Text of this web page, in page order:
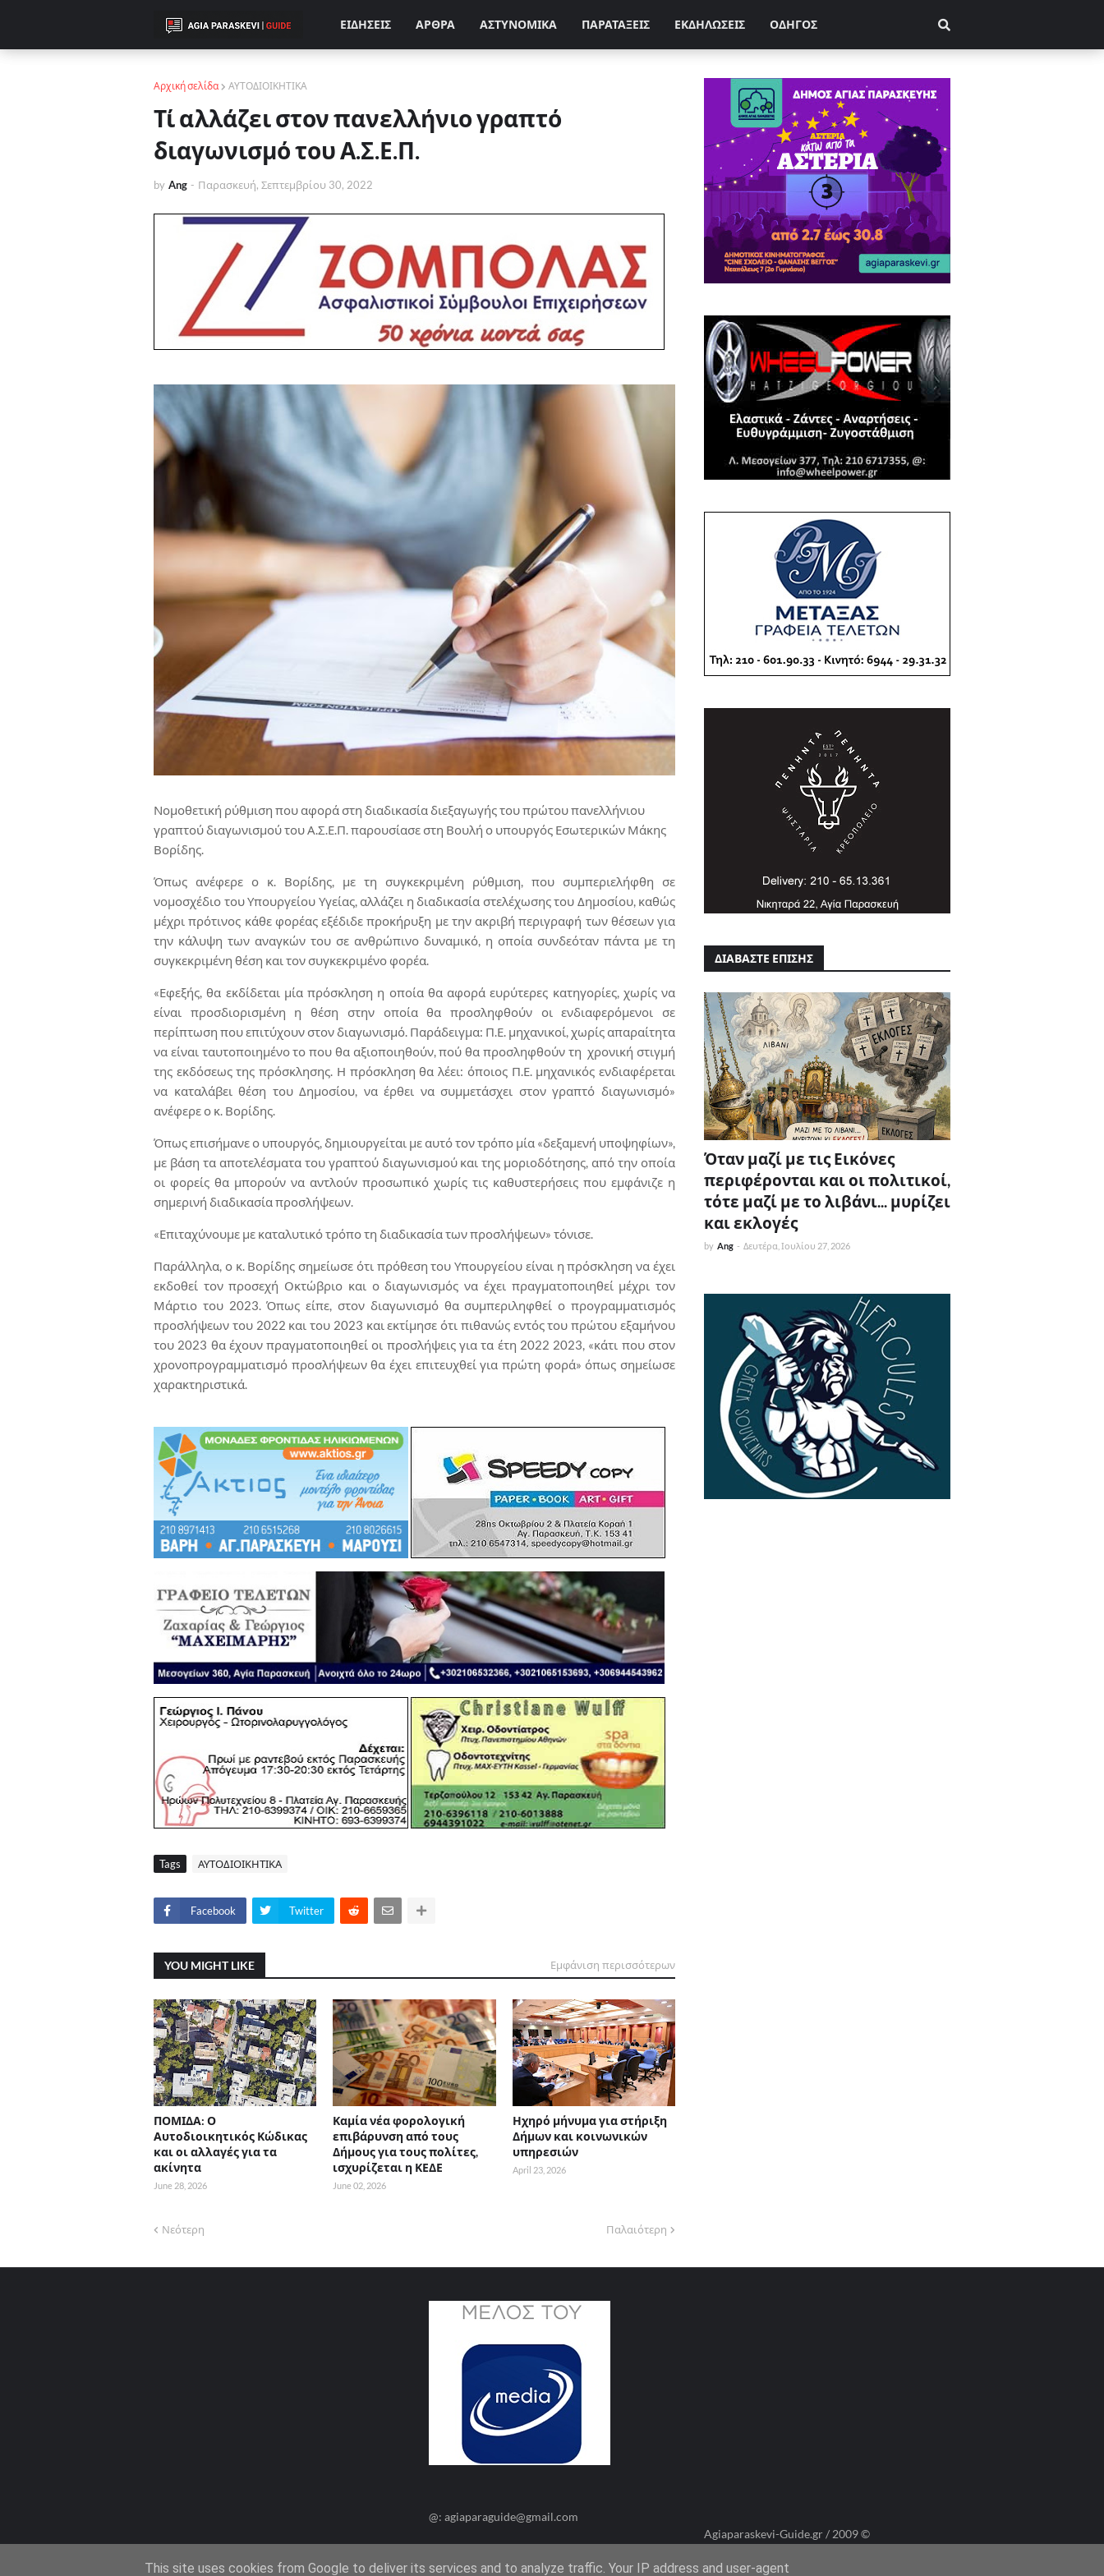
ΕΙΔΗΣΕΙΣ ΑΡΘΡΑ ΑΣΤΥΝΟΜΙΚΑ ΠΑΡΑΤΑΞΕΙΣ ΕΚΔΗΛΩΣΕΙΣ ΟΔΗΓΟΣ
Αρχική σελίδα ΑΥΤΟΔΙΟΙΚΗΤΙΚΑ
Τί αλλάζει στον πανελλήνιο γραπτό
διαγωνισμό του Α.Σ.Ε.Π.
by Ang - Παρασκευή, Σεπτεμβρίου 30, 2022
Νομοθετική ρύθμιση που αφορά στη διαδικασία διεξαγωγής του πρώτου πανελλήνιου
γραπτού διαγωνισμού του Α.Σ.Ε.Π. παρουσίασε στη Βουλή ο υπουργός Εσωτερικών Μάκης
Βορίδης.
Όπως ανέφερε ο κ. Βορίδης, με τη συγκεκριμένη ρύθμιση, που συμπεριελήφθη σε
νομοσχέδιο του Υπουργείου Υγείας, αλλάζει η διαδικασία στελέχωσης του Δημοσίου, καθώς
μέχρι πρότινος κάθε φορέας εξέδιδε προκήρυξη με την ακριβή περιγραφή των θέσεων για
την κάλυψη των αναγκών του σε ανθρώπινο δυναμικό, η οποία συνδεόταν πάντα με τη
συγκεκριμένη θέση και τον συγκεκριμένο φορέα.
«Εφεξής, θα εκδίδεται μία πρόσκληση η οποία θα αφορά ευρύτερες κατηγορίες, χωρίς να
είναι προσδιορισμένη η θέση στην οποία θα προσληφθούν οι ενδιαφερόμενοι σε
περίπτωση που επιτύχουν στον διαγωνισμό. Παράδειγμα: Π.Ε. μηχανικοί, χωρίς απαραίτητα
να είναι ταυτοποιημένο το που θα αξιοποιηθούν, πού θα προσληφθούν τη χρονική στιγμή
της εκδόσεως της πρόσκλησης. Η πρόσκληση θα λέει: όποιος Π.Ε. μηχανικός ενδιαφέρεται
να καταλάβει θέση του Δημοσίου, να έρθει να συμμετάσχει στον γραπτό διαγωνισμό»
ανέφερε ο κ. Βορίδης.
Όπως επισήμανε ο υπουργός, δημιουργείται με αυτό τον τρόπο μία «δεξαμενή υποψηφίων»,
με βάση τα αποτελέσματα του γραπτού διαγωνισμού και της μοριοδότησης, από την οποία
οι φορείς θα μπορούν να αντλούν προσωπικό χωρίς τις καθυστερήσεις που εμφάνιζε η
σημερινή διαδικασία προσλήψεων.
«Επιταχύνουμε με καταλυτικό τρόπο τη διαδικασία των προσλήψεων» τόνισε.
Παράλληλα, ο κ. Βορίδης σημείωσε ότι πρόθεση του Υπουργείου είναι η πρόσκληση να έχει
εκδοθεί τον προσεχή Οκτώβριο και ο διαγωνισμός να έχει πραγματοποιηθεί μέχρι τον
Μάρτιο του 2023. Όπως είπε, στον διαγωνισμό θα συμπεριληφθεί ο προγραμματισμός
προσλήψεων του 2022 και του 2023 και εκτίμησε ότι πιθανώς εντός του πρώτου εξαμήνου
του 2023 θα έχουν πραγματοποιηθεί οι προσλήψεις για τα έτη 2022 2023, «κάτι που στον
χρονοπρογραμματισμό προσλήψεων θα έχει επιτευχθεί για πρώτη φορά» όπως σημείωσε
χαρακτηριστικά.
Tags ΑΥΤΟΔΙΟΙΚΗΤΙΚΑ
Facebook Twitter
YOU MIGHT LIKE Εμφάνιση περισσότερων
ΠΟΜΙΔΑ: Ο
Αυτοδιοικητικός Κώδικας
και οι αλλαγές για τα
ακίνητα
June 28, 2026
Καμία νέα φορολογική
επιβάρυνση από τους
Δήμους για τους πολίτες,
ισχυρίζεται η ΚΕΔΕ
June 02, 2026
Ηχηρό μήνυμα για στήριξη
Δήμων και κοινωνικών
υπηρεσιών
April 23, 2026
Νεότερη Παλαιότερη
ΔΙΑΒΑΣΤΕ ΕΠΙΣΗΣ
Όταν μαζί με τις Εικόνες
περιφέρονται και οι πολιτικοί,
τότε μαζί με το λιβάνι... μυρίζει
και εκλογές
by Ang - Δευτέρα, Ιουλίου 27, 2026
@: agiaparaguide@gmail.com
Agiaparaskevi-Guide.gr / 2009 ©
This site uses cookies from Google to deliver its services and to analyze traffic. Your IP address and user-agent